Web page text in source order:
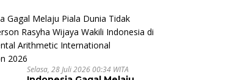
Angkatan Pertama
Magister
Selasa, 28 Juli 2026 00:34 WITA